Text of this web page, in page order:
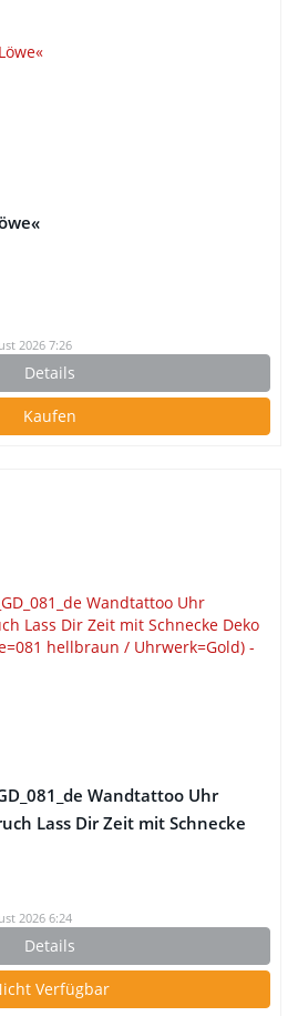
2026 7:26
Details
Kaufen
Wandtattoo Uhr
Lass Dir Zeit mit Schnecke
(Farbe=081 hellbraun /
2026 6:24
Details
Verfügbar